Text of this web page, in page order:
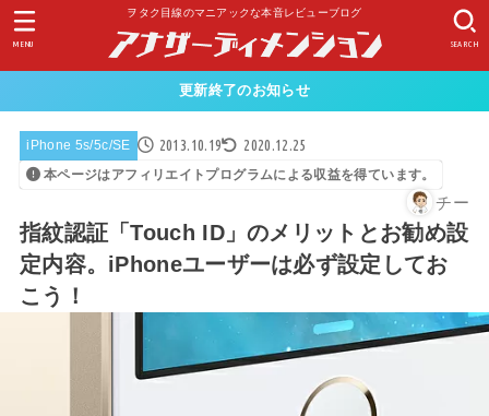
ヲタク目線のマニアックな本音レビューブログ
SEARCH
MENU
更新終了のお知らせ
iPhone 5s/5c/SE 2013.10.19 2020.12.25
本ページはアフィリエイトプログラムによる収益を得ています。
チー
指紋認証「Touch ID」のメリットとお勧め設
定内容。iPhoneユーザーは必ず設定してお
こう！